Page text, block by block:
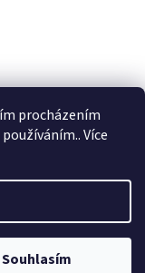
procházením
Více
Souhlasím
práva vyhrazena.